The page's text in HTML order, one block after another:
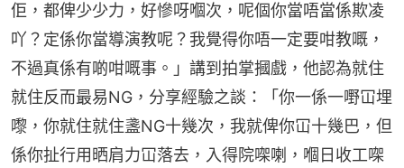
佢，都俾少少力，好慘呀嗰次，呢個你當唔當係欺凌
吖？定係你當導演教呢？我覺得你唔一定要咁教嘅，
不過真係有啲咁嘅事。」講到拍掌摑戲，他認為就住
就住反而最易NG，分享經驗之談：「你一係一嘢冚埋
嚟，你就住就住盞NG十幾次，我就俾你冚十幾巴，但
係你扯行用晒肩力冚落去，入得院㗎喇，嗰日收工㗎